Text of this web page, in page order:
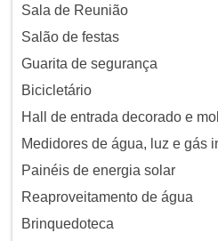
Sala de Reunião
Salão de festas
Guarita de segurança
Bicicletário
Hall de entrada decorado e
Medidores de água, luz e gás
Painéis de energia solar
Reaproveitamento de água
Brinquedoteca